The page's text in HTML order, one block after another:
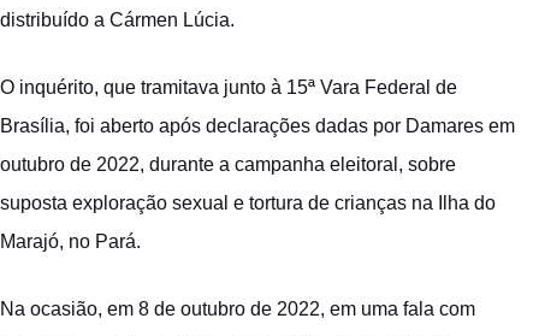
distribuído a Cármen Lúcia.
O inquérito, que tramitava junto à 15ª Vara Federal de
Brasília, foi aberto após declarações dadas por Damares em
outubro de 2022, durante a campanha eleitoral, sobre
suposta exploração sexual e tortura de crianças na Ilha do
Marajó, no Pará.
Na ocasião, em 8 de outubro de 2022, em uma fala com